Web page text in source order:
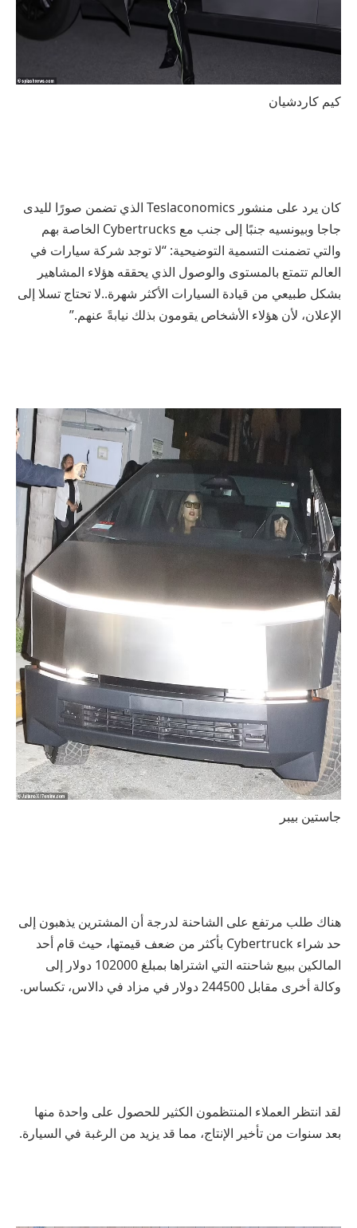
كيم كاردشيان
كان يرد على منشور Teslaconomics الذي تضمن صورًا لليدى
جاجا وبيونسيه جنبًا إلى جنب مع Cybertrucks الخاصة بهم
والتي تضمنت التسمية التوضيحية: “لا توجد شركة سيارات في
العالم تتمتع بالمستوى والوصول الذي يحققه هؤلاء المشاهير
بشكل طبيعي من قيادة السيارات الأكثر شهرة..لا تحتاج تسلا إلى
الإعلان، لأن هؤلاء الأشخاص يقومون بذلك نيابةً عنهم.”
جاستين بيبر
هناك طلب مرتفع على الشاحنة لدرجة أن المشترين يذهبون إلى
حد شراء Cybertruck بأكثر من ضعف قيمتها، حيث قام أحد
المالكين ببيع شاحنته التي اشتراها بمبلغ 102000 دولار إلى
وكالة أخرى مقابل 244500 دولار في مزاد في دالاس، تكساس.
لقد انتظر العملاء المنتظمون الكثير للحصول على واحدة منها
بعد سنوات من تأخير الإنتاج، مما قد يزيد من الرغبة في السيارة.